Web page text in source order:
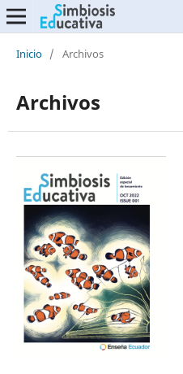
Inicio / Archivos
Archivos